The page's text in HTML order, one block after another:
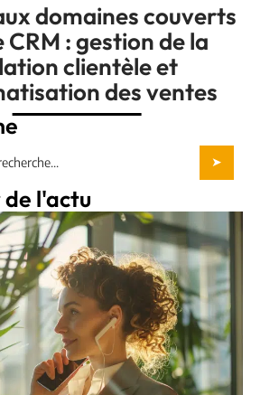
domaines couverts
CRM : gestion de la
clientèle et
des ventes
de l'actu